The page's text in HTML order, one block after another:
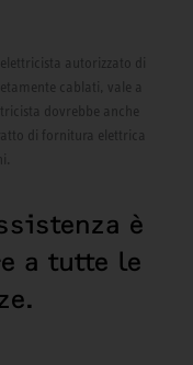
autorizzato di
cablati, vale a
dovrebbe anche
di fornitura elettrica
è
a tutte le